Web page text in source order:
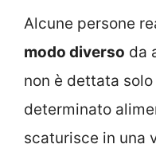
Alcune persone
modo diverso da
non è dettata
determinato
scaturisce in una